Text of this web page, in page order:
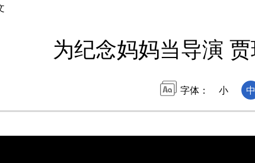
为纪念妈妈当导演
字体： 小 中